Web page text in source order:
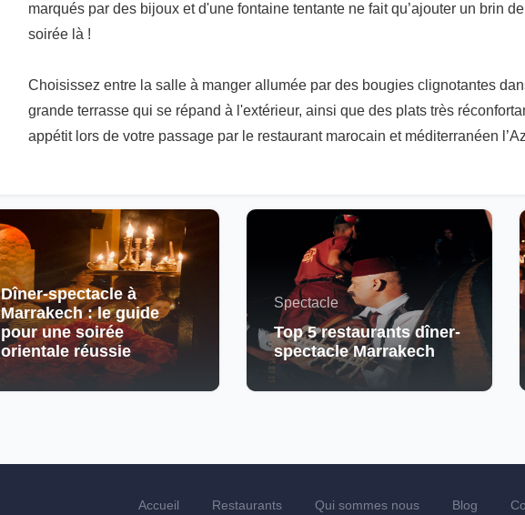
marqués par des bijoux et d'une fontaine tentante ne fait qu’ajouter un brin
soirée là !
Choisissez entre la salle à manger allumée par des bougies clignotantes
grande terrasse qui se répand à l'extérieur, ainsi que des plats très
appétit lors de votre passage par le restaurant marocain et méditerranéen
Dîner-spectacle à
Marrakech : le guide
pour une soirée
orientale réussie
Spectacle
Top 5 restaurants dîner-
spectacle Marrakech
Accueil Restaurants Qui sommes nous Blog